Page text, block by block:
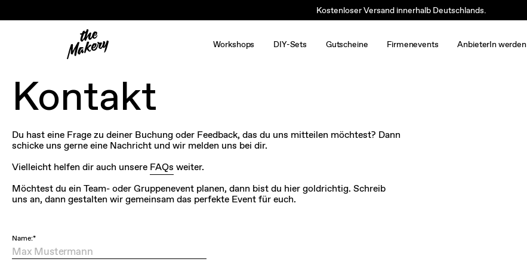
Kostenloser Versand innerhalb Deutschlands.
Workshops DIY-Sets Gutscheine Firmenevents AnbieterIn werden
Kontakt
Du hast eine Frage zu deiner Buchung oder Feedback, das du uns mitteilen möchtest? Dann
schicke uns gerne eine Nachricht und wir melden uns bei dir.
Vielleicht helfen dir auch unsere FAQs weiter.
Möchtest du ein Team- oder Gruppenevent planen, dann bist du hier goldrichtig. Schreib
uns an, dann gestalten wir gemeinsam das perfekte Event für euch.
Name:*